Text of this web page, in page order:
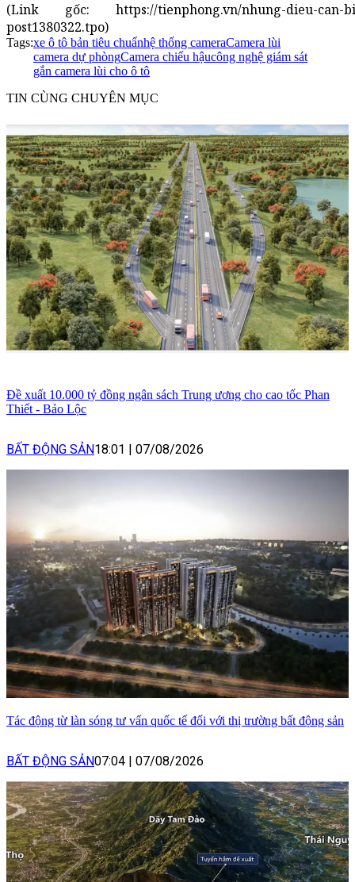
(Link gốc: https://tienphong.vn/nhung-dieu-can-
post1380322.tpo)
Tags:xe ô tô bản tiêu chuẩnhệ thống cameraCamera lùi
camera dự phòngCamera chiếu hậucông nghệ giám sát
gắn camera lùi cho ô tô
TIN CÙNG CHUYÊN MỤC
Đề xuất 10.000 tỷ đồng ngân sách Trung ương cho cao tốc Phan
Thiết - Bảo Lộc
BẤT ĐỘNG SẢN18:01 07/08/2026
Tác động từ làn sóng tư vấn quốc tế đối với thị trường bất động sản
BẤT ĐỘNG SẢN07:04 07/08/2026